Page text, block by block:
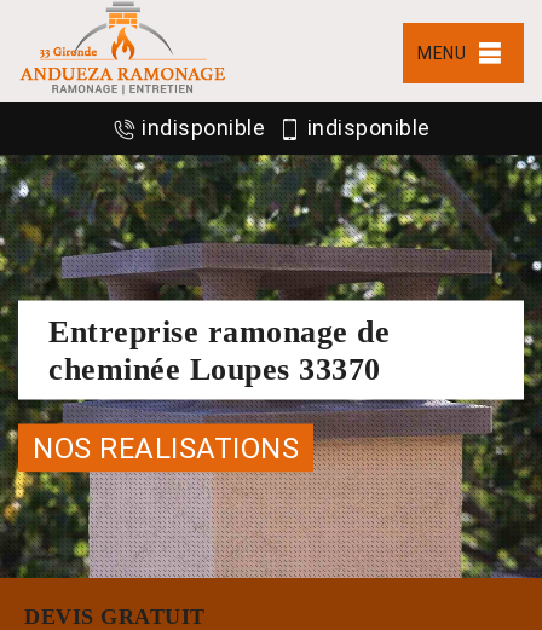
MENU
indisponible indisponible
Entreprise ramonage de
cheminée Loupes 33370
NOS REALISATIONS
DEVIS GRATUIT